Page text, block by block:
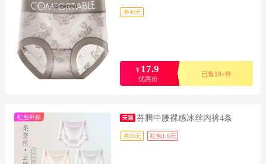
券40元
¥ 17.9
优惠价
已售10+件
红包补贴 芬腾中腰裸感冰丝内裤4条
券20元 红包1.6元